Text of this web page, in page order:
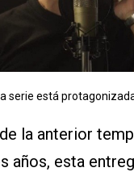
serie está
la anterior
años, esta